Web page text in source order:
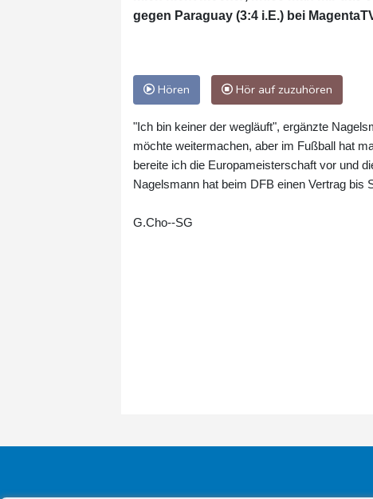
gegen Paraguay (3:4 i.E.) bei
Hören Hör auf zuzuhören
"Ich bin keiner der wegläuft", ergänzte
möchte weitermachen, aber im Fußball hat
bereite ich die Europameisterschaft vor und
Nagelsmann hat beim DFB einen Vertrag bis
G.Cho--SG